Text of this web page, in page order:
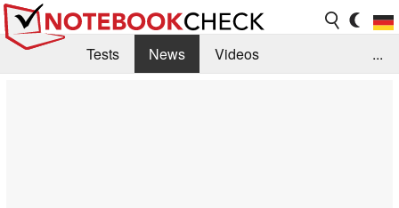
Tests News
Videos
...